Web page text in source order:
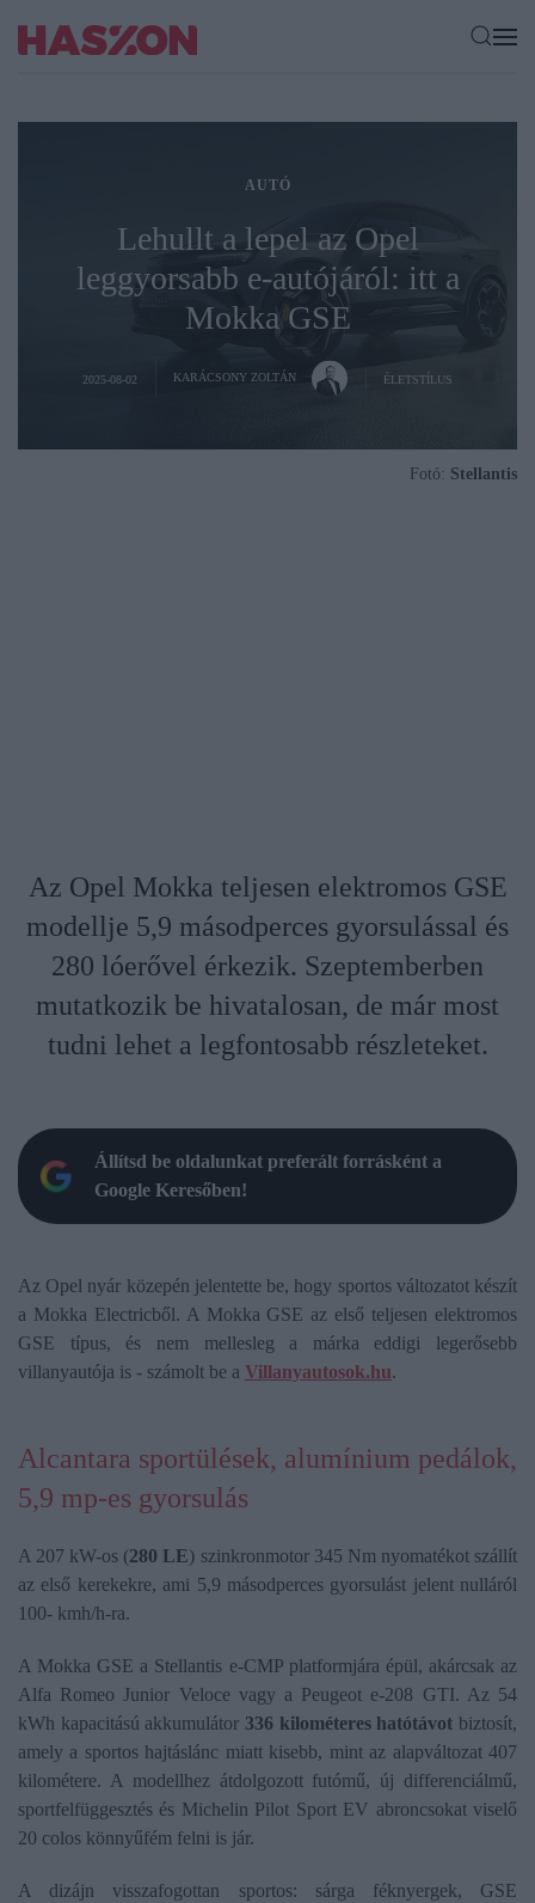
AUTÓ
Lehullt a lepel az Opel
leggyorsabb e-autójáról: itt a
Mokka GSE
2025-08-02 KARÁCSONY ZOLTÁN ÉLETSTÍLUS
Fotó: Stellantis
Az Opel Mokka teljesen elektromos GSE
modellje 5,9 másodperces gyorsulással és
280 lóerővel érkezik. Szeptemberben
mutatkozik be hivatalosan, de már most
tudni lehet a legfontosabb részleteket.
Állítsd be oldalunkat preferált forrásként a
Google Keresőben!
Az Opel nyár közepén jelentette be, hogy sportos változatot készít
a Mokka Electricből. A Mokka GSE az első teljesen elektromos
GSE típus, és nem mellesleg a márka eddigi legerősebb
villanyautója is - számolt be a Villanyautosok.hu.
Alcantara sportülések, alumínium pedálok,
5,9 mp-es gyorsulás
A 207 kW-os (280 LE) szinkronmotor 345 Nm nyomatékot szállít
az első kerekekre, ami 5,9 másodperces gyorsulást jelent nulláról
100- kmh/h-ra.
A Mokka GSE a Stellantis e-CMP platformjára épül, akárcsak az
Alfa Romeo Junior Veloce vagy a Peugeot e-208 GTI. Az 54
kWh kapacitású akkumulátor 336 kilométeres hatótávot biztosít,
amely a sportos hajtáslánc miatt kisebb, mint az alapváltozat 407
kilométere. A modellhez átdolgozott futómű, új differenciálmű,
sportfelfüggesztés és Michelin Pilot Sport EV abroncsokat viselő
20 colos könnyűfém felni is jár.
A dizájn visszafogottan sportos: sárga féknyergek, GSE